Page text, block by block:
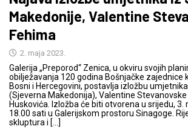
Makedonije, Valentine
Fehima
2. maja 2023.
Galerija „Preporod“ Zenica, u okviru svojih
obilježavanja 120 godina Bošnjačke zajednice
Bosni i Hercegovini, postavlja izložbu
(Sjeverna Makedonija), Valentine Stevanovske
Huskovića. Izložba će biti otvorena u srijedu, 3.
18.00 sati u Galerijskom prostoru Sinagoge.
skluptura i […]